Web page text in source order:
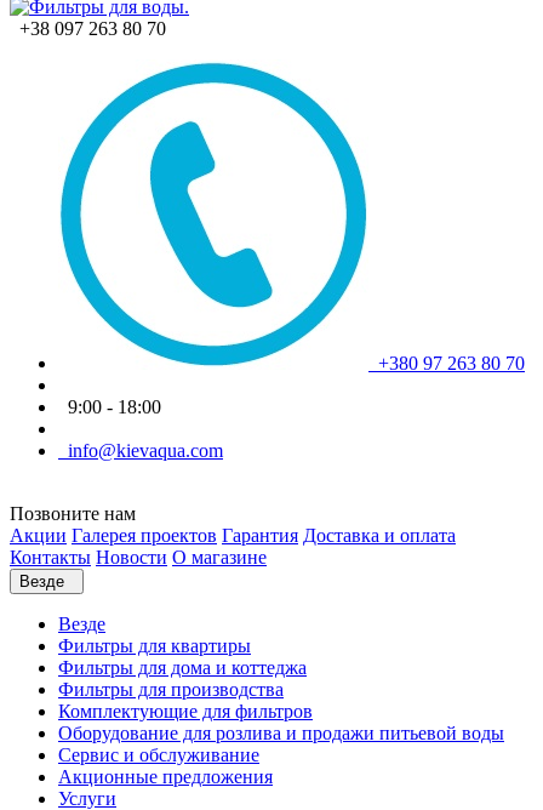
+38 097 263 80 70
+380 97 263 80 70
9:00 - 18:00
info@kievaqua.com
Позвоните нам
Акции Галерея проектов Гарантия Доставка и оплата
Контакты Новости О магазине
Везде
Везде
Фильтры для квартиры
Фильтры для дома и коттеджа
Фильтры для производства
Комплектующие для фильтров
Оборудование для розлива и продажи питьевой воды
Сервис и обслуживание
Акционные предложения
Услуги